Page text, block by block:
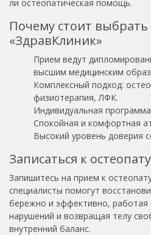
ли остеопатическая помощь.
Почему стоит
«ЗдравКлиник»
Прием ведут
высшим медицинским
Комплексный подход:
физиотерапия, ЛФК.
Индивидуальная
Спокойная и комфортная
Высокий уровень доверия
Записаться к остеопату
Запишитесь на прием к
специалисты помогут
бережно и эффективно, работая
нарушений и возвращая телу
внутренний баланс.